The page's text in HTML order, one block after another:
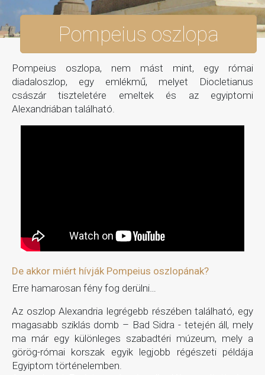
Pompeius oszlopa
Pompeius oszlopa, nem mást mint, egy római
diadaloszlop, egy emlékmű, melyet Diocletianus
császár tiszteletére emeltek és az egyiptomi
Alexandriában található.
De akkor miért hívják Pompeius oszlopának?
Erre hamarosan fény fog derülni…
Az oszlop Alexandria legrégebb részében található, egy
magasabb sziklás domb – Bad Sidra - tetején áll, mely
ma már egy különleges szabadtéri múzeum, mely a
görög-római korszak egyik legjobb régészeti példája
Egyiptom történelemben.